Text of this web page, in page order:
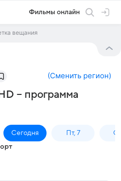
Фильмы онлайн
вещания
(Сменить регион)
– программа
Сегодня Пт, 7